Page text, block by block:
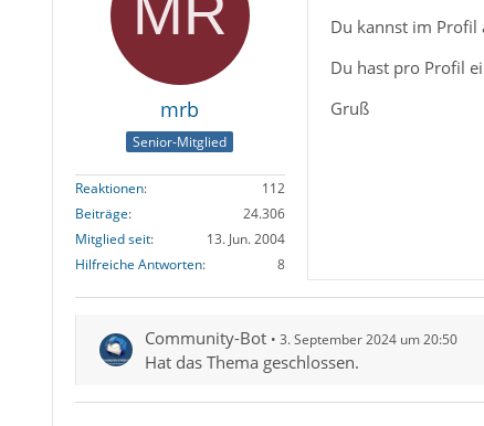
mrb
Senior-Mitglied
Reaktionen
112
Beiträge
24.306
Mitglied seit
13. Jun. 2004
Hilfreiche Antworten
8
Du kannst im Profil
Du hast pro Profil
Gruß
Community-Bot 3. September 2024 um 20:50
Hat das Thema geschlossen.